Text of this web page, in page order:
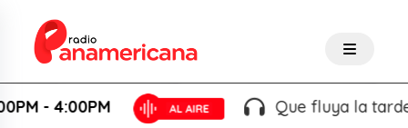
Que fluya la tarde! -